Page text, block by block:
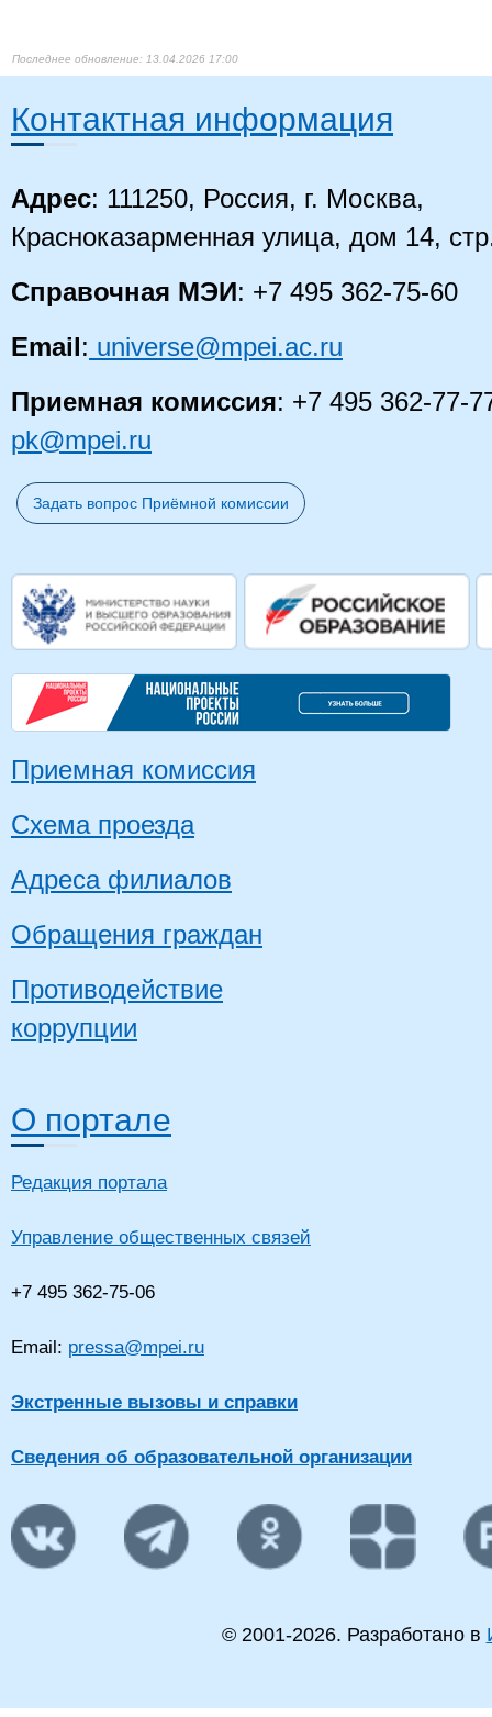
13.04.2026 17:00
Контактная информация
Адрес: 111250, Россия, г. Москва,
Красноказарменная улица, дом 14,
Справочная МЭИ: +7 495 362-75-60
Email: universe@mpei.ac.ru
Приемная комиссия: +7 495 362-77-
pk@mpei.ru
Задать вопрос Приёмной комиссии
Приемная комиссия
Схема проезда
Адреса филиалов
Обращения граждан
Противодействие
коррупции
О портале
Редакция портала
Управление общественных связей
+7 495 362-75-06
Email: pressa@mpei.ru
Экстренные вызовы и справки
Сведения об образовательной организации
© 2001-2026. Разработано в